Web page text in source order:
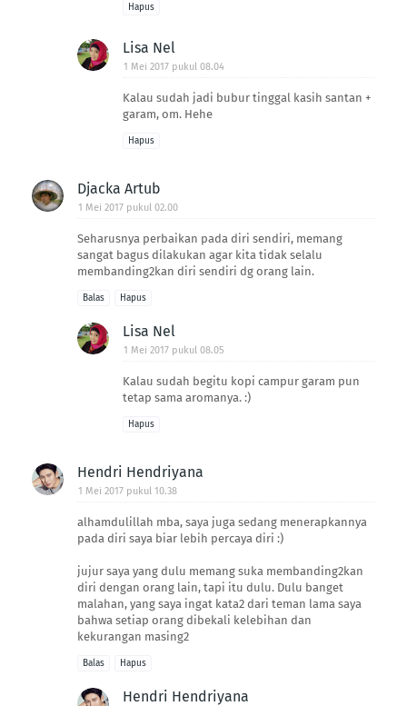
Hapus
Lisa Nel
1 Mei 2017 pukul 08.04
Kalau sudah jadi bubur tinggal kasih santan +
garam, om. Hehe
Hapus
Djacka Artub
1 Mei 2017 pukul 02.00
Seharusnya perbaikan pada diri sendiri, memang
sangat bagus dilakukan agar kita tidak selalu
membanding2kan diri sendiri dg orang lain.
Balas Hapus
Lisa Nel
1 Mei 2017 pukul 08.05
Kalau sudah begitu kopi campur garam pun
tetap sama aromanya. :)
Hapus
Hendri Hendriyana
1 Mei 2017 pukul 10.38
alhamdulillah mba, saya juga sedang menerapkannya
pada diri saya biar lebih percaya diri :)
jujur saya yang dulu memang suka membanding2kan
diri dengan orang lain, tapi itu dulu. Dulu banget
malahan, yang saya ingat kata2 dari teman lama saya
bahwa setiap orang dibekali kelebihan dan
kekurangan masing2
Balas Hapus
Hendri Hendriyana